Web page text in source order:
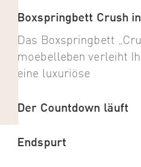
Boxspringbett Crush
Das Boxspringbett
moebelleben verleiht
eine luxuriöse
Der Countdown läuft
Endspurt